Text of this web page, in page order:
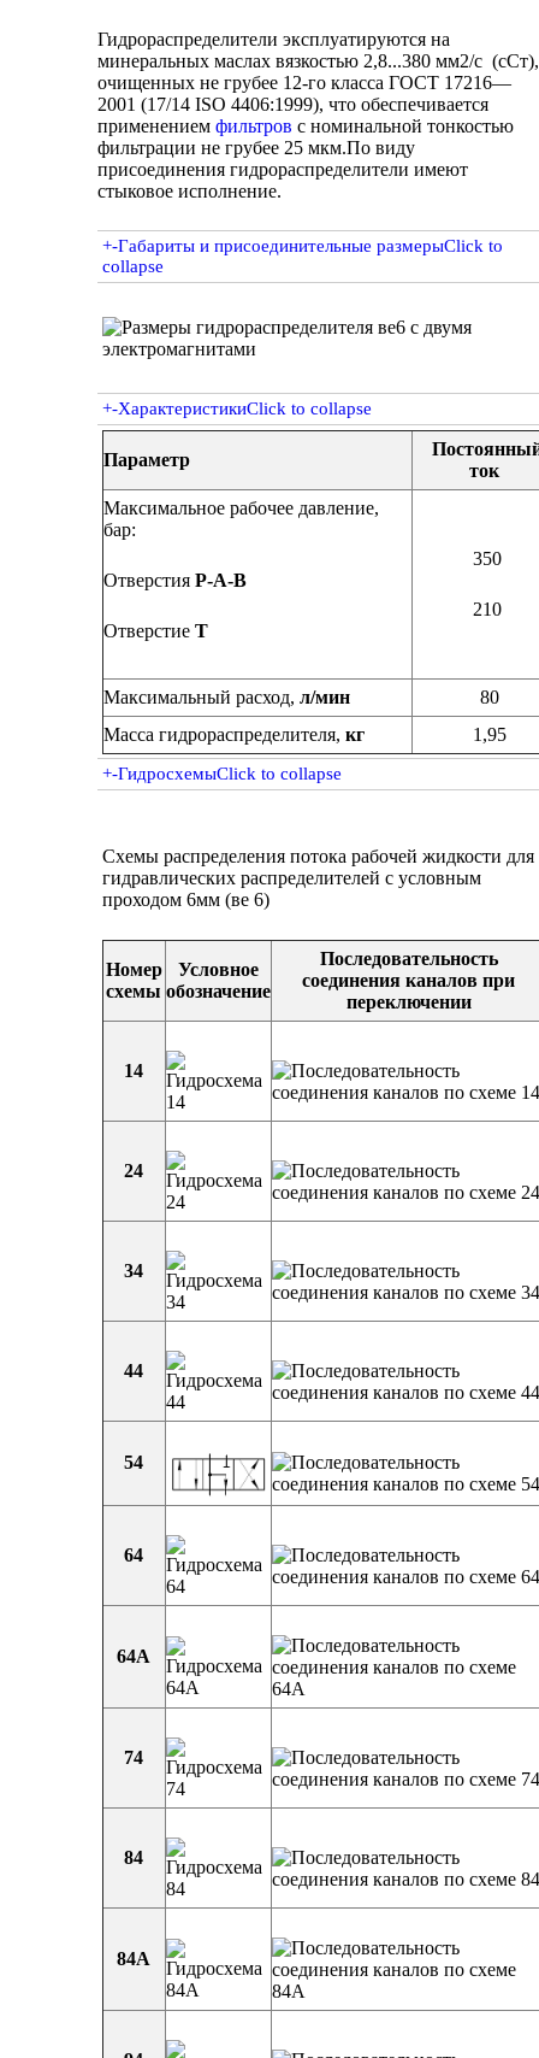
Гидрораспределители эксплуатируются на
минеральных маслах вязкостью 2,8...380 мм2/с (сСт),
очищенных не грубее 12-го класса ГОСТ 17216—
2001 (17/14 ISO 4406:1999), что обеспечивается
применением фильтров с номинальной тонкостью
фильтрации не грубее 25 мкм.По виду
присоединения гидрораспределители имеют
стыковое исполнение.
+-Габариты и присоединительные размерыClick to
collapse
+-ХарактеристикиClick to collapse
Параметр
ток
Максимальное рабочее давление,
бар:
Отверстия Р-А-В
ОтверстиеТ
350
210
Максимальный расход, л/мин
80
Масса гидрораспределителя, кг 1,95
+-ГидросхемыClick to collapse
Схемы распределения потока рабочей жидкости для
гидравлических распределителей с условным
проходом 6мм (ве 6)
Номер
схемы
Условное
обозначение
Последовательность
соединения каналов при
переключении
14
24
34
44
54
64
64А
74
84
84А